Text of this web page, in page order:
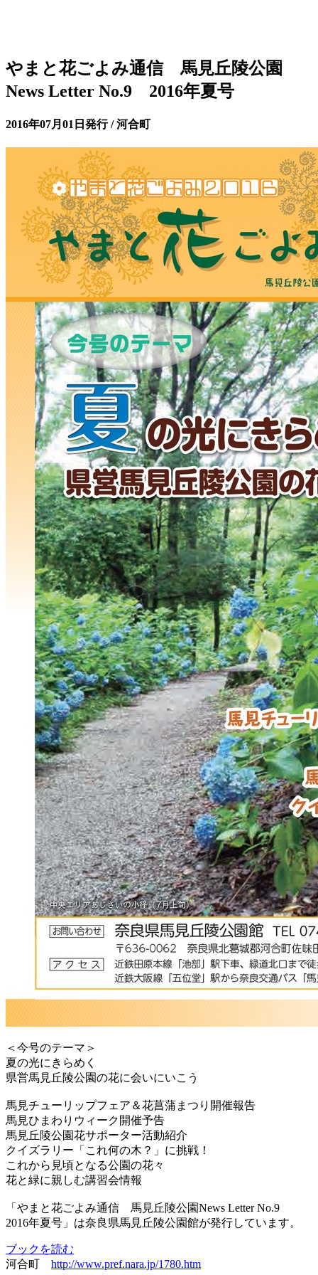
やまと花ごよみ通信 馬見丘陵公園
News Letter No.9 2016年夏号
2016年07月01日発行 / 河合町
＜今号のテーマ＞
夏の光にきらめく
県営馬見丘陵公園の花に会いにいこう
馬見チューリップフェア＆花菖蒲まつり開催報告
馬見ひまわりウィーク開催予告
馬見丘陵公園花サポーター活動紹介
クイズラリー「これ何の木？」に挑戦！
これから見頃となる公園の花々
花と緑に親しむ講習会情報
「やまと花ごよみ通信 馬見丘陵公園News Letter No.9
2016年夏号」は奈良県馬見丘陵公園館が発行しています。
ブックを読む
河合町 http://www.pref.nara.jp/1780.htm